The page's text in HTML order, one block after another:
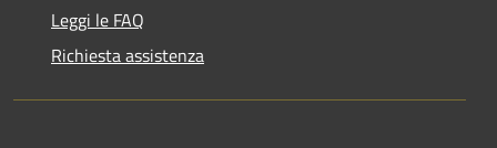
Leggi le FAQ
Richiesta assistenza